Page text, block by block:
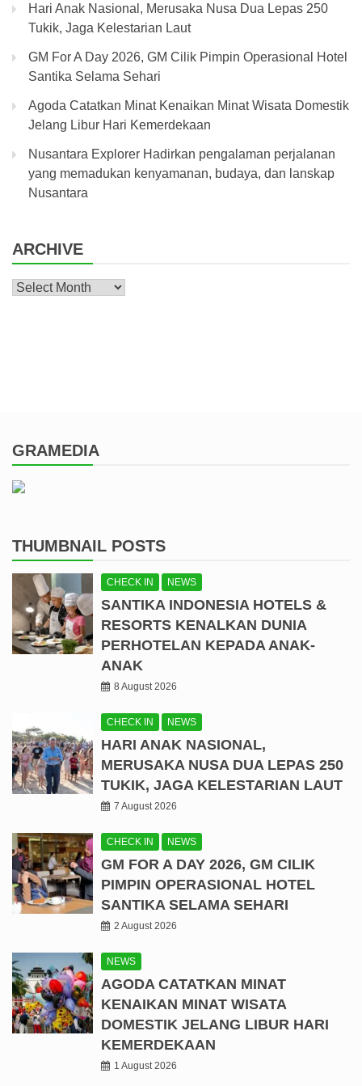
Hari Anak Nasional, Merusaka Nusa Dua Lepas 250
Tukik, Jaga Kelestarian Laut
GM For A Day 2026, GM Cilik Pimpin Operasional Hotel
Santika Selama Sehari
Agoda Catatkan Minat Kenaikan Minat Wisata Domestik
Jelang Libur Hari Kemerdekaan
Nusantara Explorer Hadirkan pengalaman perjalanan
yang memadukan kenyamanan, budaya, dan lanskap
Nusantara
ARCHIVE
Archive
GRAMEDIA
THUMBNAIL POSTS
CHECK IN NEWS
SANTIKA INDONESIA HOTELS &
RESORTS KENALKAN DUNIA
PERHOTELAN KEPADA ANAK-
ANAK
8 August 2026
CHECK IN NEWS
HARI ANAK NASIONAL,
MERUSAKA NUSA DUA LEPAS 250
TUKIK, JAGA KELESTARIAN LAUT
7 August 2026
CHECK IN NEWS
GM FOR A DAY 2026, GM CILIK
PIMPIN OPERASIONAL HOTEL
SANTIKA SELAMA SEHARI
2 August 2026
NEWS
AGODA CATATKAN MINAT
KENAIKAN MINAT WISATA
DOMESTIK JELANG LIBUR HARI
KEMERDEKAAN
1 August 2026